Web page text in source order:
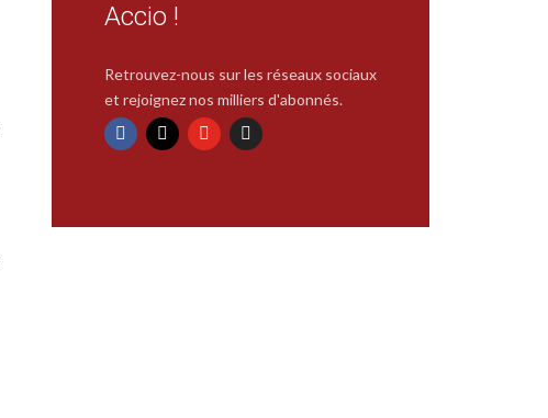
Accio !
Retrouvez-nous sur les réseaux sociaux
et rejoignez nos milliers d'abonnés.